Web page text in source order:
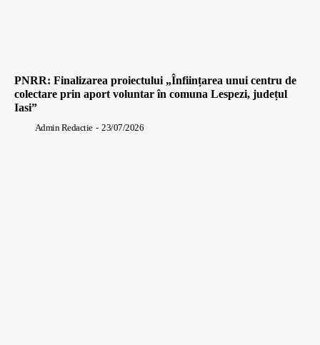
PNRR: Finalizarea proiectului „Înființarea unui centru de
colectare prin aport voluntar în comuna Lespezi, județul
Iasi”
Admin Redactie - 23/07/2026